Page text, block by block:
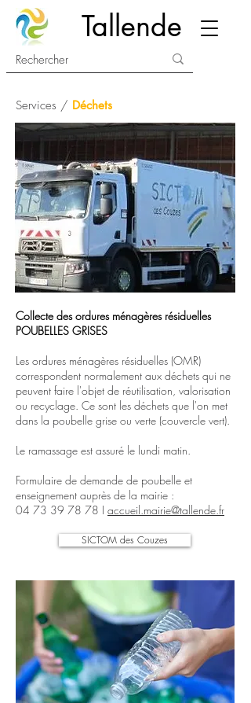
Tallende
Services / Déchets
Collecte des ordures ménagères résiduelles
POUBELLES GRISES
Les ordures ménagères résiduelles (OMR)
correspondent normalement aux déchets qui ne
peuvent faire l'objet de réutilisation, valorisation
ou recyclage. Ce sont les déchets que l'on met
dans la poubelle grise ou verte (couvercle vert).
Le ramassage est assuré le lundi matin.
Formulaire de demande de poubelle et
enseignement auprès de la mairie :
04 73 39 78 78 I accueil.mairie@tallende.fr
SICTOM des Couzes